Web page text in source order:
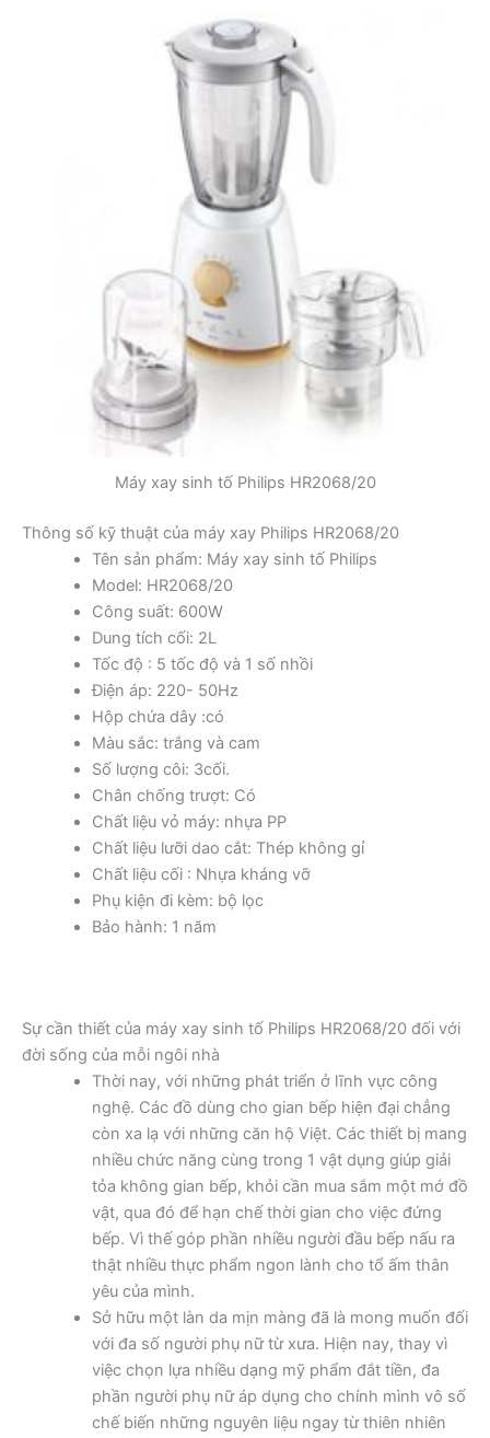
Máy xay sinh tố Philips HR2068/20
Thông số kỹ thuật của máy xay Philips HR2068/20
Tên sản phẩm: Máy xay sinh tố Philips
Model: HR2068/20
Công suất: 600W
Dung tích cối: 2L
Tốc độ : 5 tốc độ và 1 số nhồi
Điện áp: 220- 50Hz
Hộp chứa dây :có
Màu sắc: trắng và cam
Số lượng côi: 3cối.
Chân chống trượt: Có
Chất liệu vỏ máy: nhựa PP
Chất liệu lưỡi dao cắt: Thép không gỉ
Chất liệu cối : Nhựa kháng vỡ
Phụ kiện đi kèm: bộ lọc
Bảo hành: 1 năm
Sự cần thiết của máy xay sinh tố Philips HR2068/20 đối với
đời sống của mỗi ngôi nhà
Thời nay, với những phát triển ở lĩnh vực công
nghệ. Các đồ dùng cho gian bếp hiện đại chẳng
còn xa lạ với những căn hộ Việt. Các thiết bị mang
nhiều chức năng cùng trong 1 vật dụng giúp giải
tỏa không gian bếp, khỏi cần mua sắm một mớ đồ
vật, qua đó để hạn chế thời gian cho việc đứng
bếp. Vì thế góp phần nhiều người đầu bếp nấu ra
thật nhiều thực phẩm ngon lành cho tổ ấm thân
yêu của mình.
Sở hữu một làn da mịn màng đã là mong muốn đối
với đa số người phụ nữ từ xưa. Hiện nay, thay vì
việc chọn lựa nhiều dạng mỹ phẩm đắt tiền, đa
phần người phụ nữ áp dụng cho chính mình vô số
chế biến những nguyên liệu ngay từ thiên nhiên